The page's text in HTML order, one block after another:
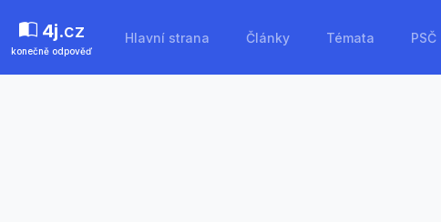
4j.cz
konečně odpověď
Hlavní strana Články Témata PSČ